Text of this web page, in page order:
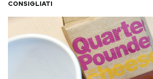
CONSIGLIATI